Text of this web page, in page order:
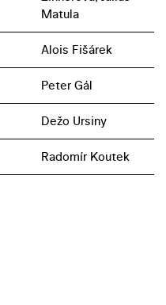
Matula
Alois Fišárek
Peter Gál
Dežo Ursiny
Radomír Koutek